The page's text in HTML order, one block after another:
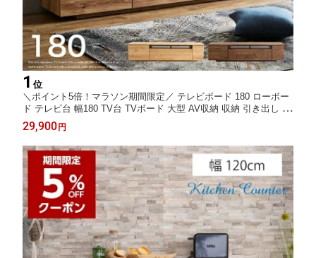
1 位
＼ポイント5倍！マラソン期間限定／ テレビボード 180 ローボー
ド テレビ台 幅180 TV台 TVボード 大型 AV収納 収納 引き出し /
ロー シンプル モダン 北欧 おしゃれ 木製 ウォルナット ナチュラ
ル 木目 リビング 完成品 日本製 大川家具 国産 通販 送料無料 3a-
0824
29,900 円